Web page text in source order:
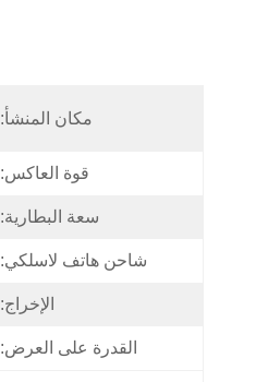
مكان المنشأ:
قوة العاكس:
سعة البطارية:
شاحن هاتف لاسلكي:
الإخراج:
القدرة على العرض: